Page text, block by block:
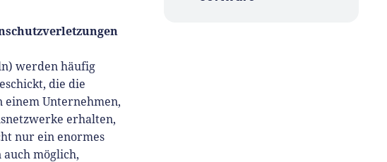
) werden häufig
die die
einem Unternehmen,
erhalten,
nur ein enormes
möglich,